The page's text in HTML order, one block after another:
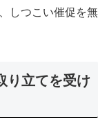
しつこい催促を無
り立てを受け